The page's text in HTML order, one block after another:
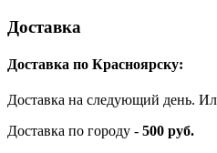
Доставка
Доставка по Красноярску:
Доставка на следующий день.
Доставка по городу - 500 руб.